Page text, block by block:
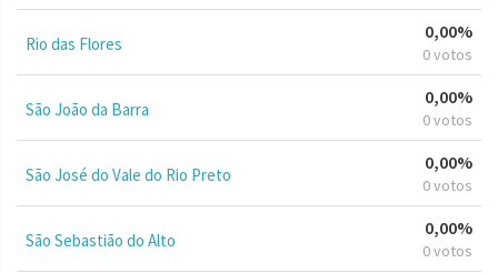
Rio das Flores
0,00%
0 votos
São João da Barra
0,00%
0 votos
São José do Vale do Rio Preto
0,00%
0 votos
São Sebastião do Alto
0,00%
0 votos